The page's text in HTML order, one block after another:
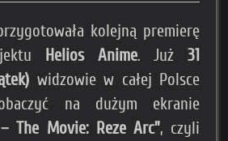
kolejną premierę
Helios Anime. Już31
widzowie w całej Polsce
na dużym ekranie
The Movie: Reze Arc”, czyli